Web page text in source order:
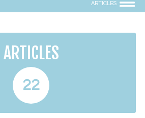
ARTICLES
ARTICLES
22